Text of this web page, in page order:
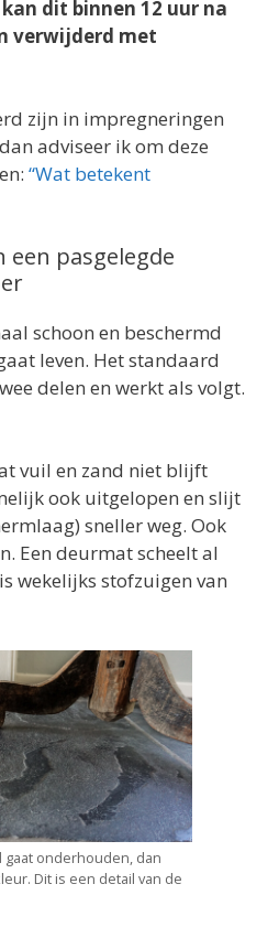
dit binnen 12 uur na
verwijderd met
zijn in impregneringen
adviseer ik om deze
“Wat betekent
een pasgelegde
schoon en beschermd
leven. Het standaard
delen en werkt als volgt.
vuil en zand niet blijft
ook uitgelopen en slijt
sneller weg. Ook
Een deurmat scheelt al
wekelijks stofzuigen van
gaat onderhouden, dan
Dit is een detail van de